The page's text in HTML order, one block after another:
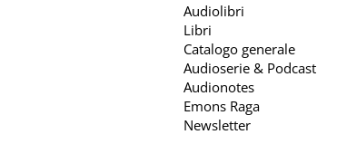
Audiolibri
Libri
Catalogo generale
Audioserie & Podcast
Audionotes
Emons Raga
Newsletter